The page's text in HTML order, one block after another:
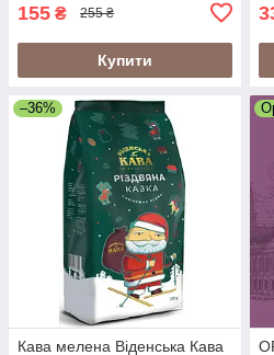
155 ₴ 255 ₴
Купити
–36%
Кава мелена Віденська Кава